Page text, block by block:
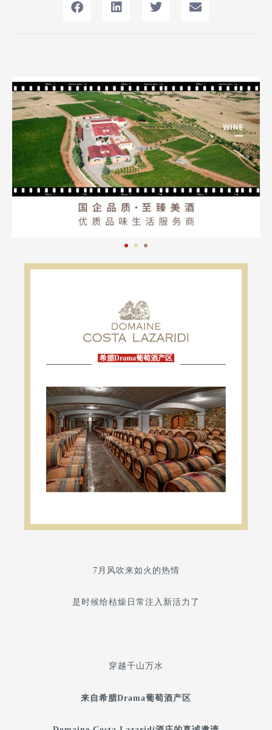
希腊Drama葡萄酒产区
7月风吹来如火的热情
是时候给枯燥日常注入新活力了
穿越千山万水
来自希腊Drama葡萄酒产区